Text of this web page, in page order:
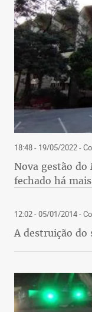
18:48 - 19/05/2022-
Nova gestão
fechado há
12:02 - 05/01/2014-
A destruição